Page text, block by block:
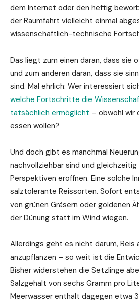
dem Internet oder den heftig
der Raumfahrt vielleicht einmal
wissenschaftlich-technische
Das liegt zum einen daran, dass sie
und zum anderen daran, dass sie
sind. Mal ehrlich: Wer interessiert
welche Fortschritte die
tatsächlich ermöglicht – obwohl wir
essen wollen?
Und doch gibt es manchmal
nachvollziehbar sind und
Perspektiven eröffnen. Eine solche
salztolerante Reissorten. Sofort
von grünen Gräsern oder goldenen
der Dünung statt im Wind wiegen.
Allerdings geht es nicht darum, Reis
anzupflanzen – so weit ist die
Bisher widerstehen die Setzlinge
Salzgehalt von sechs Gramm pro
Meerwasser enthält dagegen etwa